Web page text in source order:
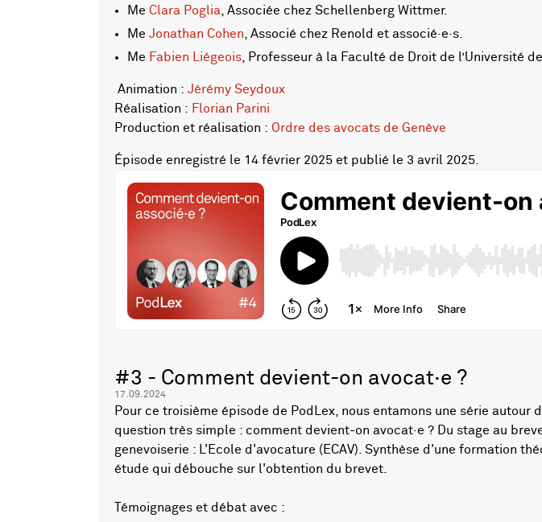
Me Clara Poglia, Associée chez Schellenberg Wittmer.
Me Jonathan Cohen, Associé chez Renold et associé·e·s.
Me Fabien Liégeois , Professeur à la Faculté de Droit de l’Université de
Animation : Jérémy Seydoux
Réalisation : Florian Parini
Production et réalisation : Ordre des avocats de Genève
Épisode enregistré le 14 février 2025 et publié le 3 avril 2025.
#3 - Comment devient-on avocat·e ?
17.09.2024
Pour ce troisième épisode de PodLex, nous entamons une série
question très simple : comment devient-on avocat·e ? Du stage au
genevoiserie : L'Ecole d'avocature (ECAV). Synthèse d'une formation
étude qui débouche sur l'obtention du brevet.
Témoignages et débat avec :